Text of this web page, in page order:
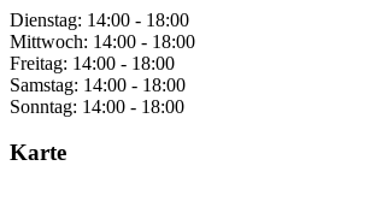
Dienstag: 14:00 - 18:00
Mittwoch: 14:00 - 18:00
Freitag: 14:00 - 18:00
Samstag: 14:00 - 18:00
Sonntag: 14:00 - 18:00
Karte